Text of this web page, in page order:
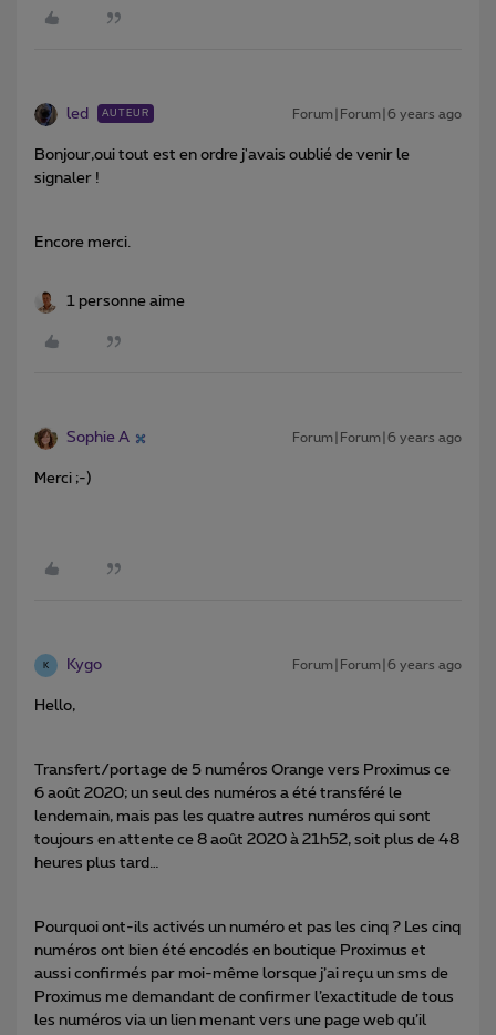
led AUTEUR Forum|Forum|6 years ago
Bonjour,oui tout est en ordre j'avais oublié de venir le
signaler !
Encore merci.
1 personne aime
Sophie A Forum|Forum|6 years ago
Merci ;-)
K Kygo Forum|Forum|6 years ago
Hello,
Transfert/portage de 5 numéros Orange vers Proximus ce
6 août 2020; un seul des numéros a été transféré le
lendemain, mais pas les quatre autres numéros qui sont
toujours en attente ce 8 août 2020 à 21h52, soit plus de 48
heures plus tard…
Pourquoi ont-ils activés un numéro et pas les cinq ? Les cinq
numéros ont bien été encodés en boutique Proximus et
aussi confirmés par moi-même lorsque j’ai reçu un sms de
Proximus me demandant de confirmer l’exactitude de tous
les numéros via un lien menant vers une page web qu’il